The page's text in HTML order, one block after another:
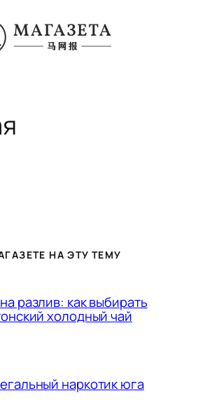
НА ЭТУ ТЕМУ
разлив: как выбирать
холодный чай
наркотик юга